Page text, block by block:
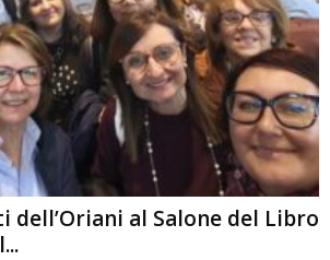
dell’Oriani al Salone del Libro